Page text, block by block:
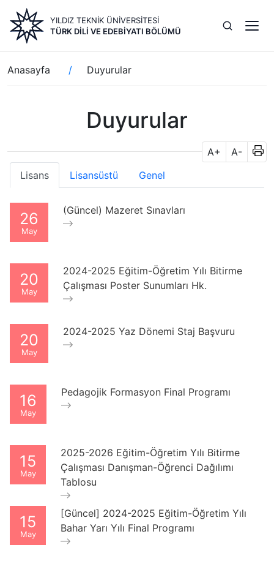
içeriğe
atla
YILDIZ TEKNİK ÜNİVERSİTESİ
TÜRK DILI VE EDEBIYATI BÖLÜMÜ
Sayfa
yolu
Anasayfa Duyurular
Duyurular
A+
A-
Lisans
Lisansüstü Genel
26
May
(Güncel) Mazeret Sınavları
20
May
2024-2025 Eğitim-Öğretim Yılı Bitirme
Çalışması Poster Sunumları Hk.
20
May
2024-2025 Yaz Dönemi Staj Başvuru
16
May
Pedagojik Formasyon Final Programı
15
May
2025-2026 Eğitim-Öğretim Yılı Bitirme
Çalışması Danışman-Öğrenci Dağılımı
Tablosu
15
May
[Güncel] 2024-2025 Eğitim-Öğretim Yılı
Bahar Yarı Yılı Final Programı